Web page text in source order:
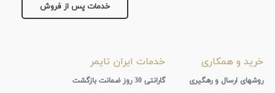
بیشتر...
خدمات پس از فروش
خرید و همکاری
روشهای ارسال و رهگیری
خدمات ایران تایمر
گارانتی 30 روز ضمانت بازگشت